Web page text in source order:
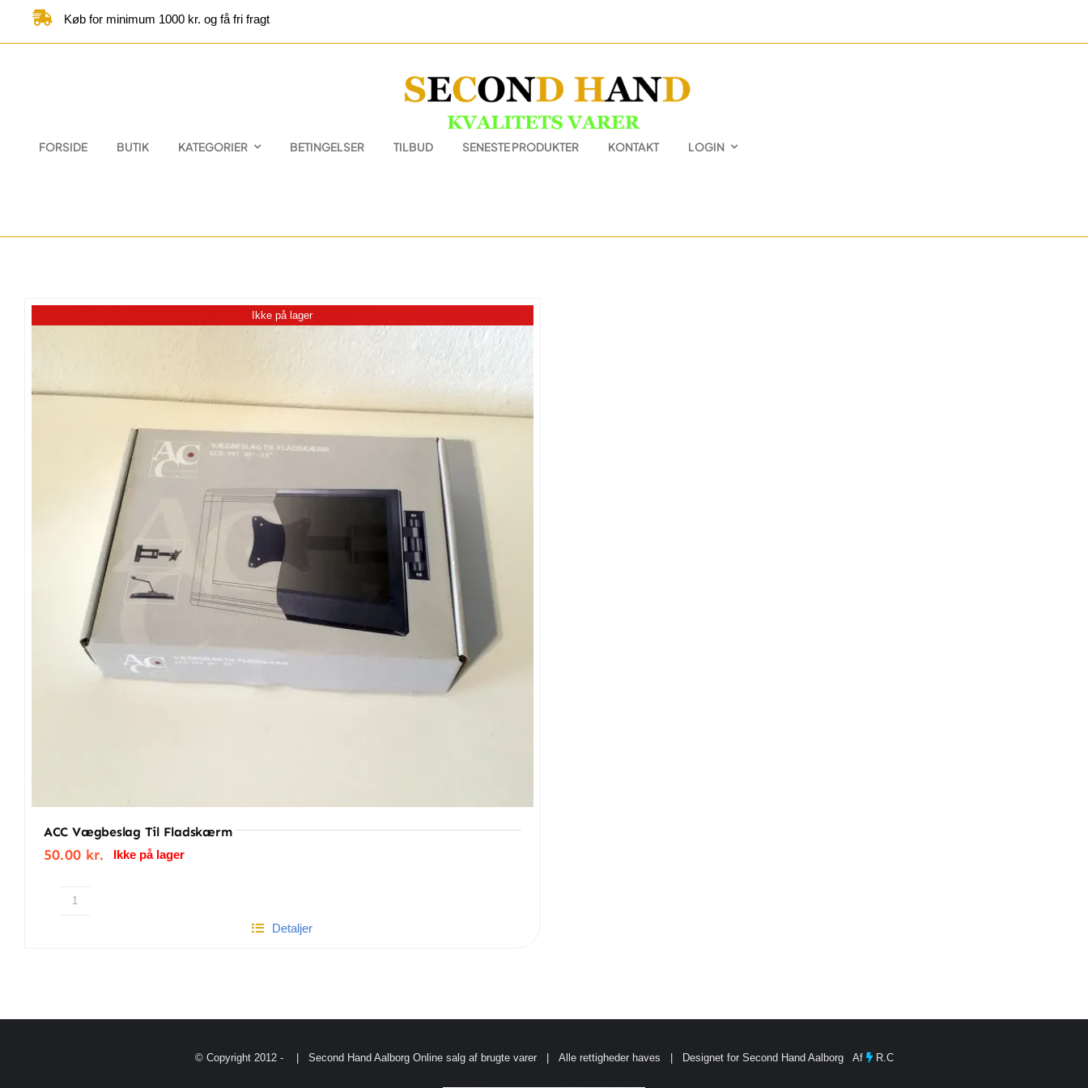
Køb for minimum 1000 kr. og få fri fragt
FORSIDE BUTIK KATEGORIER BETINGELSER TILBUD SENESTE PRODUKTER KONTAKT LOGIN
Ikke på lager
ACC Vægbeslag Til Fladskærm
50.00 kr. Ikke på lager
Detaljer
© Copyright 2012 - | Second Hand Aalborg Online salg af brugte varer| Alle rettigheder haves | Designet for Second Hand Aalborg Af R.C